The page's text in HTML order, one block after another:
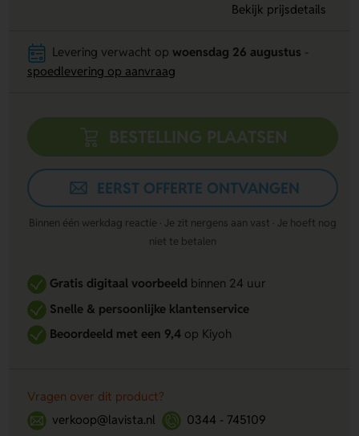
Bekijk prijsdetails
Levering verwacht op woensdag 26 augustus
spoedlevering op aanvraag
BESTELLING PLAATSEN
EERST OFFERTE ONTVANGEN
Binnen één werkdag reactie · Je zit nergens aan vast · Je hoeft nog
niet te betalen
Gratis digitaal voorbeeldbinnen 24 uur
Snelle & persoonlijke klantenservice
Beoordeeld met een 9,4op Kiyoh
Vragen over dit product?
verkoop@lavista.nl
0344 - 745109